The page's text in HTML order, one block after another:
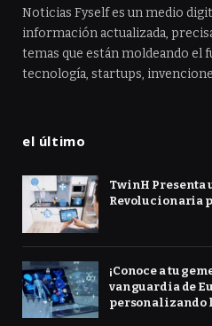
Noticias Fyself es un medio
información actualizada,
temas que están moldeando el
tecnología, startups,
el último
TwinH Presenta
Revolucionaria
¡Conoce a tu
vanguardia de
personalizando